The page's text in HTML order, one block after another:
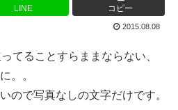
LINE コピー
2015.08.08
てることすらままならない、
。。
ので写真なしの文字だけです。